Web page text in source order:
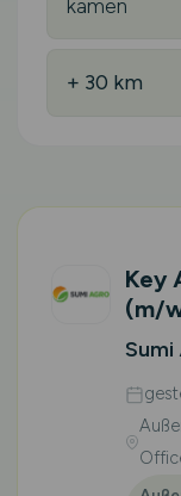
Key
(m/
Sumi